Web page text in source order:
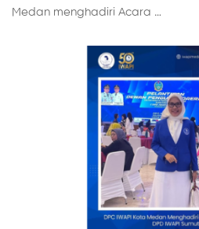
Medan menghadiri Acara …